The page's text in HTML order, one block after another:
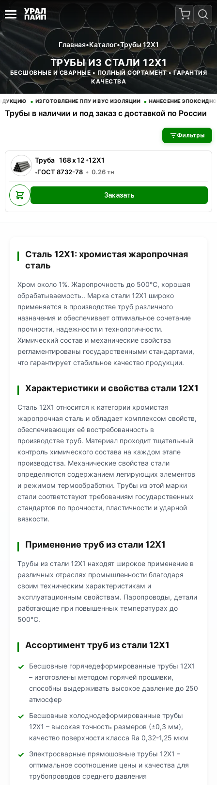
Главная•Каталог•Трубы 12Х1
ТРУБЫ ИЗ СТАЛИ 12Х1
БЕСШОВНЫЕ И СВАРНЫЕ • ПОЛНЫЙ СОРТАМЕНТ • ГАРАНТИЯ
КАЧЕСТВА
• ИЗГОТОВЛЕНИЕ ППУ И ВУС ИЗОЛЯЦИИ • НАНЕСЕНИЕ ЭПОКСИДНОГО
Трубы в наличии и под заказ с доставкой по России
В наличии 1 позиций трубы стальные. Купить трубы оптом с
Фильтры
Труба 168x12 •12Х1
•ГОСТ 8732-78 0.26тн
Заказать
Сталь 12Х1: хромистая жаропрочная
сталь
Хром около 1%. Жаропрочность до 500°C, хорошая
обрабатываемость.. Марка стали 12Х1 широко
применяется в производстве труб различного
назначения и обеспечивает оптимальное сочетание
прочности, надежности и технологичности.
Химический состав и механические свойства
регламентированы государственными стандартами,
что гарантирует стабильное качество продукции.
Характеристики и свойства стали 12Х1
Сталь 12Х1 относится к категории хромистая
жаропрочная сталь и обладает комплексом свойств,
обеспечивающих её востребованность в
производстве труб. Материал проходит тщательный
контроль химического состава на каждом этапе
производства. Механические свойства стали
определяются содержанием легирующих элементов
и режимом термообработки. Трубы из этой марки
стали соответствуют требованиям государственных
стандартов по прочности, пластичности и ударной
вязкости.
Применение труб из стали 12Х1
Трубы из стали 12Х1 находят широкое применение в
различных отраслях промышленности благодаря
своим техническим характеристикам и
эксплуатационным свойствам. Паропроводы, детали
работающие при повышенных температурах до
500°C.
Ассортимент труб из стали 12Х1
Бесшовные горячедеформированные трубы 12Х1
– изготовлены методом горячей прошивки,
способны выдерживать высокое давление до 250
атмосфер
Бесшовные холоднодеформированные трубы
12Х1 – высокая точность размеров (±0,3 мм),
качество поверхности класса Ra 0,32-1,25 мкм
Электросварные прямошовные трубы 12Х1 –
оптимальное соотношение цены и качества для
трубопроводов среднего давления